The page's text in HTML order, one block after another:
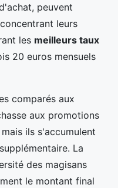
peuvent
leurs
les meilleurs taux
20 euros mensuels
comparés aux
aux promotions
ils s'accumulent
La
des magisans
le montant final